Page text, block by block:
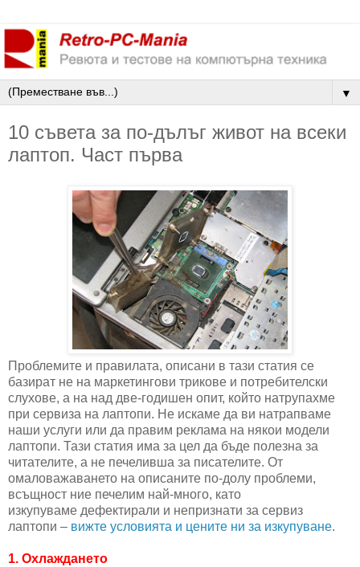
▼
10 съвета за по-дълъг живот на всеки
лаптоп. Част първа
Проблемите и правилата, описани в тази статия се
базират не на маркетингови трикове и потребителски
слухове, а на над две-годишен опит, който натрупахме
при сервиза на лаптопи. Не искаме да ви натрапваме
наши услуги или да правим реклама на някои модели
лаптопи. Тази статия има за цел да бъде полезна за
читателите, а не печеливша за писателите. От
омаловажаването на описаните по-долу проблеми,
всъщност ние печелим най-много, като
изкупуваме дефектирали и непризнати за сервиз
лаптопи – вижте условията и цените ни за изкупуване.
1. Охлаждането